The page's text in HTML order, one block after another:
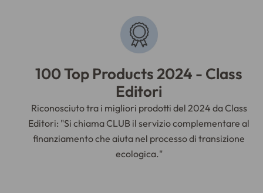
100 Top Products 2024 - Class
Editori
Riconosciuto tra i migliori prodotti del 2024 da Class
Editori: "Si chiama CLUB il servizio complementare al
finanziamento che aiuta nel processo di transizione
ecologica."